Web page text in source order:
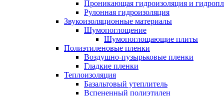
Проникающая гидроизоляция и
Рулонная гидроизоляция
Звукоизоляционные материалы
Шумопоглощение
Шумопоглощающие плиты
Полиэтиленовые пленки
Воздушно-пузырьковые пленки
Гладкие пленки
Теплоизоляция
Базальтовый утеплитель
Вспененный полиэтилен